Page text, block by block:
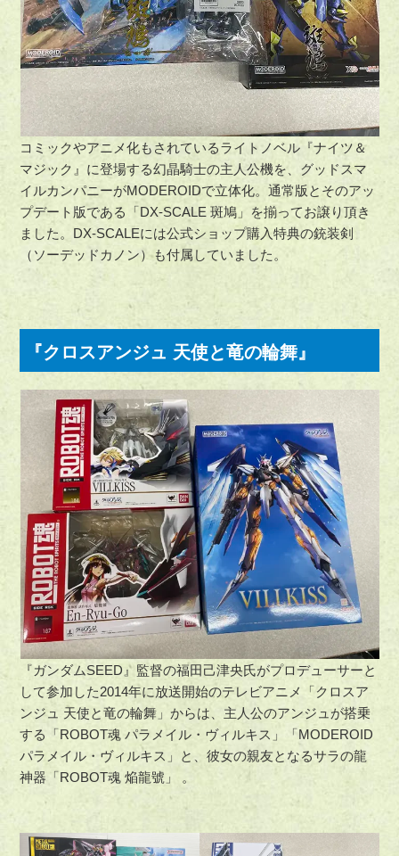
コミックやアニメ化もされているライトノベル『ナイツ＆
マジック』に登場する幻晶騎士の主人公機を、グッドスマ
イルカンパニーがMODEROIDで立体化。通常版とそのアッ
プデート版である「DX-SCALE 斑鳩」を揃ってお譲り頂き
ました。DX-SCALEには公式ショップ購入特典の銃装剣
（ソーデッドカノン）も付属していました。
『クロスアンジュ 天使と竜の輪舞』
『ガンダムSEED』監督の福田己津央氏がプロデューサーと
して参加した2014年に放送開始のテレビアニメ「クロスア
ンジュ 天使と竜の輪舞」からは、主人公のアンジュが搭乗
する「ROBOT魂 パラメイル・ヴィルキス」「MODEROID
パラメイル・ヴィルキス」と、彼女の親友となるサラの龍
神器「ROBOT魂 焔龍號」 。